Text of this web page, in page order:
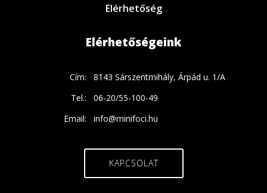
Elérhetőség
Elérhetőségeink
Cím:
8143 Sárszentmihály, Árpád u. 1/A
Tel.:
06-20/55-100-49
Email:
info@minifoci.hu
KAPCSOLAT